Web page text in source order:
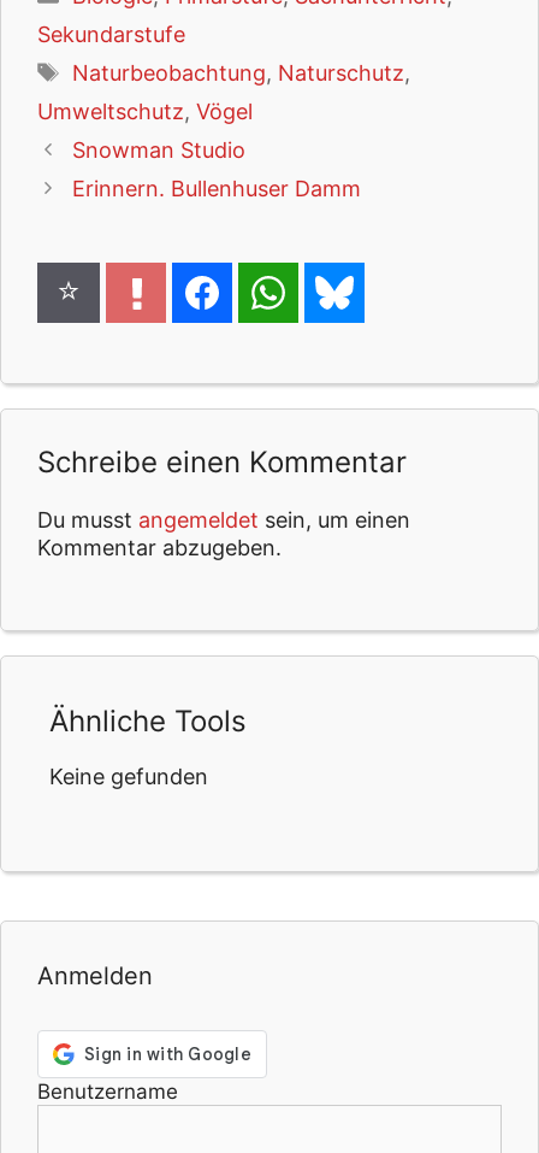
Sekundarstufe
Schlagwörter
Naturbeobachtung, Naturschutz,
Umweltschutz, Vögel
Snowman Studio
Erinnern. Bullenhuser Damm
Schreibe einen Kommentar
Du musst angemeldet sein, um einen
Kommentar abzugeben.
Ähnliche Tools
Keine gefunden
Anmelden
Benutzername